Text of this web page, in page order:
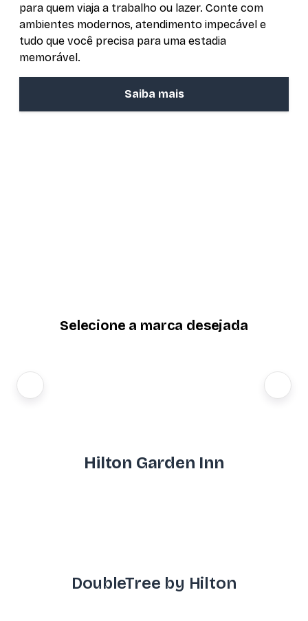
para quem viaja a trabalho ou lazer. Conte com
ambientes modernos, atendimento impecável e
tudo que você precisa para uma estadia
memorável.
Saiba mais
Selecione a marca desejada
Hilton Garden Inn
DoubleTree by Hilton